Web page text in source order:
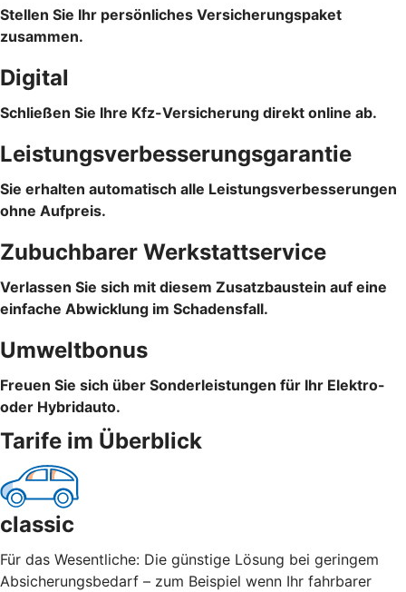
Stellen Sie Ihr persönliches Versicherungspaket
zusammen.
Digital
Schließen Sie Ihre Kfz-Versicherung direkt online ab.
Leistungsverbesserungsgarantie
Sie erhalten automatisch alle Leistungsverbesserungen
ohne Aufpreis.
Zubuchbarer Werkstattservice
Verlassen Sie sich mit diesem Zusatzbaustein auf eine
einfache Abwicklung im Schadensfall.
Umweltbonus
Freuen Sie sich über Sonderleistungen für Ihr Elektro-
oder Hybridauto.
Tarife im Überblick
classic
Für das Wesentliche: Die günstige Lösung bei geringem
Absicherungsbedarf – zum Beispiel wenn Ihr fahrbarer